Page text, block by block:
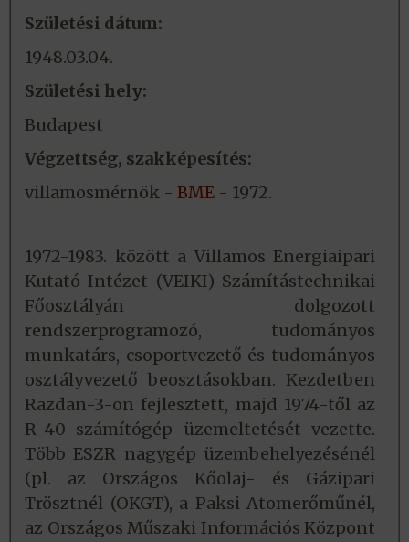
Születési dátum:
1948.03.04.
Születési hely:
Budapest
Végzettség, szakképesítés:
villamosmérnök - BME - 1972.
1972-1983. között a Villamos Energiaipari
Kutató Intézet (VEIKI) Számítástechnikai
Főosztályán dolgozott
rendszerprogramozó, tudományos
munkatárs, csoportvezető és tudományos
osztályvezető beosztásokban. Kezdetben
Razdan-3-on fejlesztett, majd 1974-től az
R-40 számítógép üzemeltetését vezette.
Több ESZR nagygép üzembehelyezésénél
(pl. az Országos Kőolaj- és Gázipari
Trösztnél (OKGT), a Paksi Atomerőműnél,
az Országos Műszaki Információs Központ